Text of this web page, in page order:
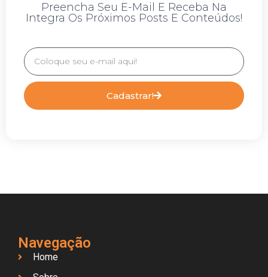
Preencha Seu E-Mail E Receba Na
Integra Os Próximos Posts E Conteúdos!
Cadastrar!
Navegação
Home